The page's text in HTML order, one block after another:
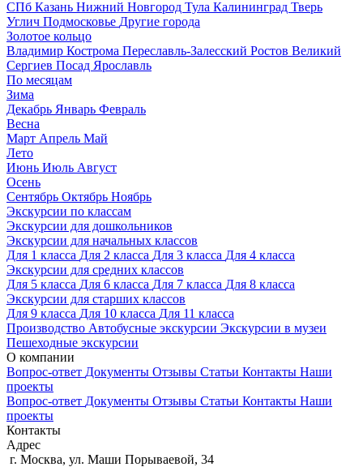
СПб Казань Нижний Новгород Тула Калининград Тверь
Углич Подмосковье Другие города
Золотое кольцо
Владимир Кострома Переславль-Залесский Ростов Великий
Сергиев Посад Ярославль
По месяцам
Зима
Декабрь Январь Февраль
Весна
Март Апрель Май
Лето
Июнь Июль Август
Осень
Сентябрь Октябрь Ноябрь
Экскурсии по классам
Экскурсии для дошкольников
Экскурсии для начальных классов
Для 1 класса Для 2 класса Для 3 класса Для 4 класса
Экскурсии для средних классов
Для 5 класса Для 6 класса Для 7 класса Для 8 класса
Экскурсии для старших классов
Для 9 класса Для 10 класса Для 11 класса
Производство Автобусные экскурсии Экскурсии в музеи
Пешеходные экскурсии
О компании
Вопрос-ответ Документы Отзывы Статьи Контакты Наши
проекты
Вопрос-ответ Документы Отзывы Статьи Контакты Наши
проекты
Контакты
Адрес
г. Москва, ул. Маши Порываевой, 34